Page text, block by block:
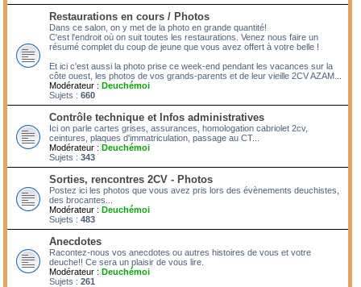
Restaurations en cours / Photos
Dans ce salon, on y met de la photo en grande quantité!
C'est l'endroit où on suit toutes les restaurations. Venez nous faire un
résumé complet du coup de jeune que vous avez offert à votre belle !
Et ici c'est aussi la photo prise ce week-end pendant les vacances sur la
côte ouest, les photos de vos grands-parents et de leur vieille 2CV AZAM...
Modérateur : Deuchémoi
Sujets : 660
Contrôle technique et Infos administratives
Ici on parle cartes grises, assurances, homologation cabriolet 2cv,
ceintures, plaques d'immatriculation, passage au CT...
Modérateur : Deuchémoi
Sujets : 343
Sorties, rencontres 2CV - Photos
Postez ici les photos que vous avez pris lors des évènements deuchistes,
des brocantes...
Modérateur : Deuchémoi
Sujets : 483
Anecdotes
Racontez-nous vos anecdotes ou autres histoires de vous et votre
deuche!! Ce sera un plaisir de vous lire.
Modérateur : Deuchémoi
Sujets : 261